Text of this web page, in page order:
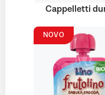
Cappelletti
NOVO